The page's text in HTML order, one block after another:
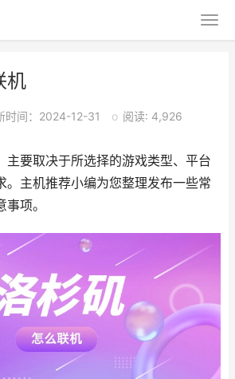
机
时间：2024-12-31 o 阅读: 4,926
主要取决于所选择的游戏类型、平台
。主机推荐小编为您整理发布一些常
项。